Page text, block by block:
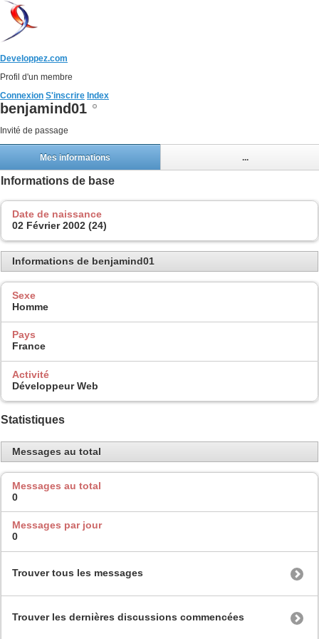
Developpez.com
Profil d'un membre
Connexion S'inscrire Index
benjamind01
Invité de passage
Mes informations ...
Informations de base
Date de naissance
02 Février 2002 (24)
Informations de benjamind01
Sexe
Homme
Pays
France
Activité
Développeur Web
Statistiques
Messages au total
Messages au total
0
Messages par jour
0
Trouver tous les messages
Trouver les dernières discussions commencées